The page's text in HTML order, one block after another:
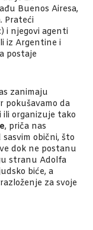
Buenos Airesa,
Prateći
i njegovi agenti
iz Argentine i
postaje
zanimaju
pokušavamo da
organizuje tako
, priča nas
obični, što
dok ne postanu
stranu Adolfa
biće, a
za svoje